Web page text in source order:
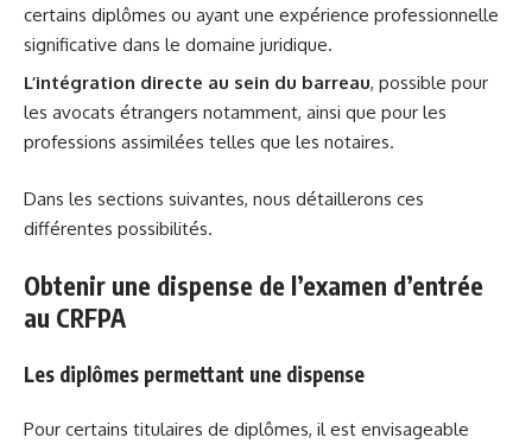
certains diplômes ou ayant une expérience professionnelle
significative dans le domaine juridique.
L’intégration directe au sein du barreau, possible pour
les avocats étrangers notamment, ainsi que pour les
professions assimilées telles que les notaires.
Dans les sections suivantes, nous détaillerons ces
différentes possibilités.
Obtenir une dispense de l’examen d’entrée
au CRFPA
Les diplômes permettant une dispense
Pour certains titulaires de diplômes, il est envisageable